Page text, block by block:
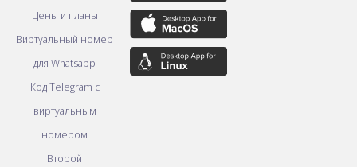
Цены и планы
Виртуальный номер
для Whatsapp
Код Telegram с
виртуальным
номером
Второй